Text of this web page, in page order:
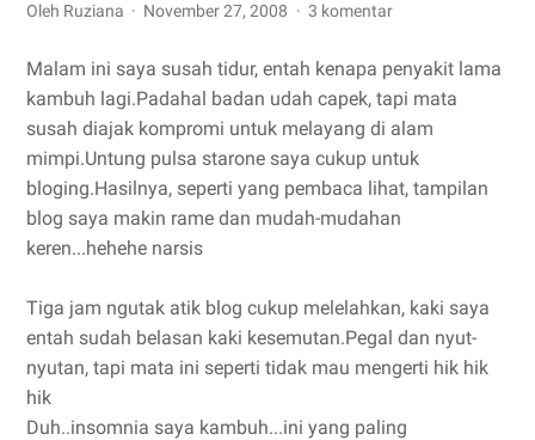
Oleh Ruziana November 27, 2008 3 komentar
Malam ini saya susah tidur, entah kenapa penyakit lama
kambuh lagi.Padahal badan udah capek, tapi mata
susah diajak kompromi untuk melayang di alam
mimpi.Untung pulsa starone saya cukup untuk
bloging.Hasilnya, seperti yang pembaca lihat, tampilan
blog saya makin rame dan mudah-mudahan
keren...hehehe narsis
Tiga jam ngutak atik blog cukup melelahkan, kaki saya
entah sudah belasan kaki kesemutan.Pegal dan nyut-
nyutan, tapi mata ini seperti tidak mau mengerti hik hik
hik
Duh..insomnia saya kambuh...ini yang paling